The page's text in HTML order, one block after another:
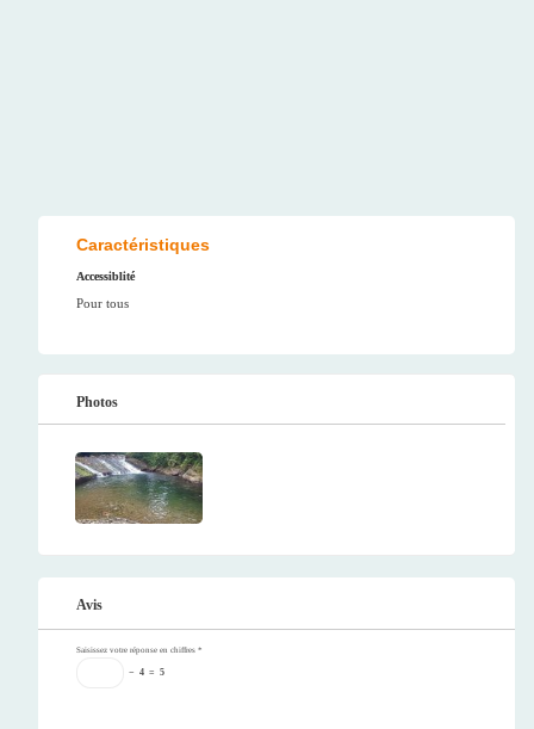
Caractéristiques
Accessiblité
Pour tous
Photos
Avis
Saisissez votre réponse en chiffres *
− 4 = 5